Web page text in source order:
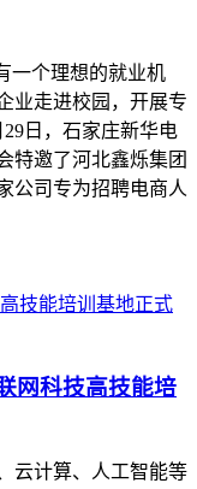
一个理想的就业机
业走进校园，开展专
日，石家庄新华电
特邀了河北鑫烁集团
公司专为招聘电商人
网科技高技能培
云计算、人工智能等